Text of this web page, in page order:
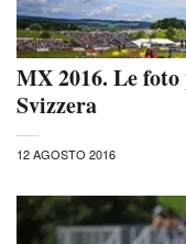
MX 2016. Le
Svizzera
12 AGOSTO 2016